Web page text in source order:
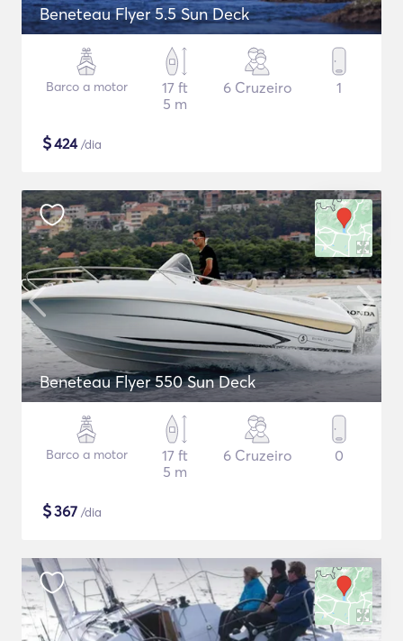
Beneteau Flyer 5.5 Sun Deck
Barco a motor
17 ft
5 m
6 Cruzeiro 1
$424/dia
Beneteau Flyer 550 Sun Deck
Barco a motor
17 ft
5 m
6 Cruzeiro 0
$367 /dia